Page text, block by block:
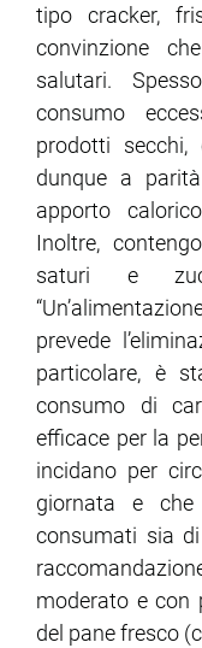
tipo cracker,
convinzione
salutari.
consumo
prodotti secchi,
dunque a
apporto
Inoltre,
saturi e
prevede
particolare, è
consumo di
efficace per la
incidano per
giornata e
consumati sia
moderato e con
del pane fresco